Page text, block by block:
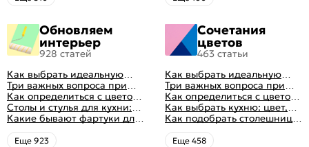
интерьере
Обновляем
интерьер
928 статей
Как выбрать идеальную
планировку для кухни
Три важных вопроса при
выборе кухни: готовка,
посуда, комфорт
Как определиться с цветом
кухни: светлые, темные,
яркие
Столы и стулья для кухни:
советы по выбору
Какие бывают фартуки для
выбрать
Eще 923
Сочетания
цветов
463 статьи
Как выбрать идеальную
планировку для кухни
Три важных вопроса при
выборе кухни: готовка,
посуда, комфорт
Как определиться с цветом
кухни: светлые, темные,
яркие
Как выбрать кухню: цвет,
планировка, аксессуары
Как подобрать столешницу
Eще 458